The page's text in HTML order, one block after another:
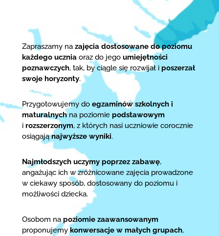
Zapraszamy nazajęcia dostosowane do poziomu
każdego ucznia oraz do jego umiejętności
poznawczych, tak, by ciągle się rozwijał i poszerzał
swoje horyzonty.
Przygotowujemy do egzaminów szkolnych i
maturalnychna poziomie podstawowym
i rozszerzonym, z których nasi uczniowie corocznie
osiągająnajwyższe wyniki.
Najmłodszych uczymy poprzez zabawę,
angażując ich w zróżnicowane zajęcia prowadzone
w ciekawy sposób, dostosowany do poziomu i
możliwości dziecka.
Osobom na poziomie zaawansowanym
proponujemykonwersacje w małych grupach,